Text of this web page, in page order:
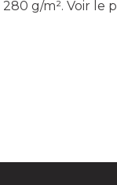
g/m². Voir le